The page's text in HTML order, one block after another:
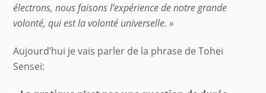
électrons, nous faisons l’expérience de notre grande
volonté, qui est la volonté universelle. »
Aujourd’hui je vais parler de la phrase de Tohei
Sensei: